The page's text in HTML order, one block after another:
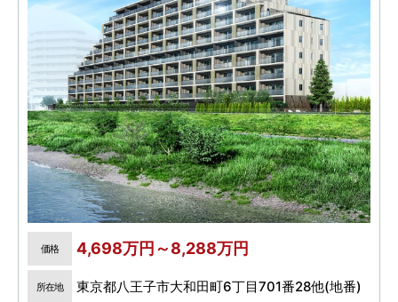
価格 4,698万円～8,288万円
所在地 東京都八王子市大和田町6丁目701番28他(地番)